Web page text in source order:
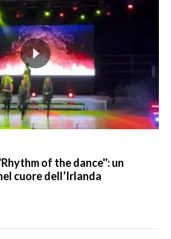
of the dance'': un
cuore dell’Irlanda